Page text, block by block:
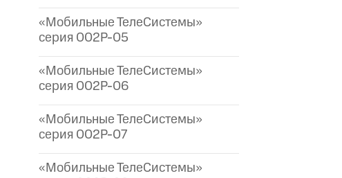
«Мобильные ТелеСистемы»
серия 002P-05
«Мобильные ТелеСистемы»
серия 002P-06
«Мобильные ТелеСистемы»
серия 002P-07
«Мобильные ТелеСистемы»